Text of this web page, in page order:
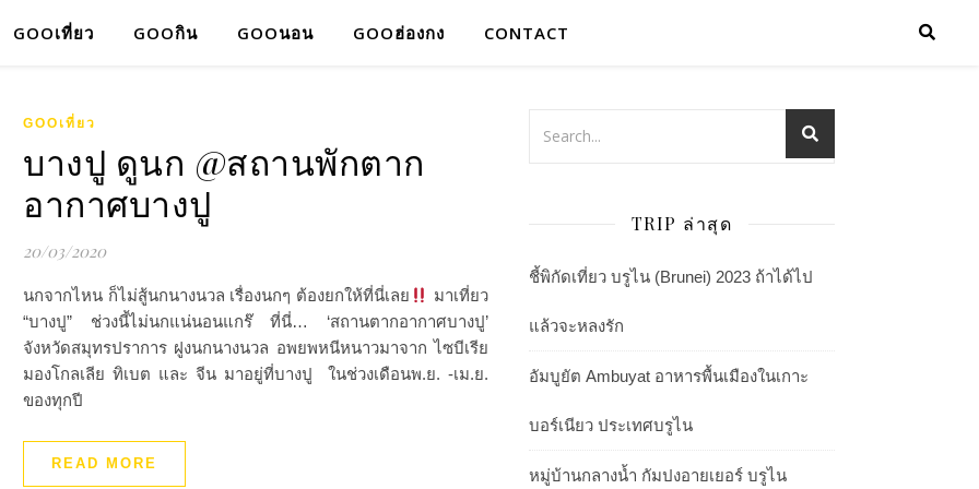
GOOเที่ยว GOOกิน GOOนอน GOOฮ่องกง CONTACT
GOOเที่ยว
บางปู ดูนก @สถานพักตาก
อากาศบางปู
20/03/2020
นกจากไหน ก็ไม่สู้นกนางนวล เรื่องนกๆ ต้องยกให้ที่นี่เลย
มาเที่ยว
“บางปู” ช่วงนี้ไม่นกแน่นอนแกร๊ ที่นี่… ‘สถานตากอากาศบางปู’
จังหวัดสมุทรปราการ ฝูงนกนางนวล อพยพหนีหนาวมาจาก ไซบีเรีย
มองโกลเลีย ทิเบต และ จีน มาอยู่ที่บางปู ในช่วงเดือนพ.ย. -เม.ย.
ของทุกปี
READ MORE
TRIP ล่าสุด
ชี้พิกัดเที่ยว บรูไน (Brunei) 2023 ถ้าได้ไป
แล้วจะหลงรัก
อัมบูยัต Ambuyat อาหารพื้นเมืองในเกาะ
บอร์เนียว ประเทศบรูไน
หมู่บ้านกลางน้ำ กัมปงอายเยอร์ บรูไน